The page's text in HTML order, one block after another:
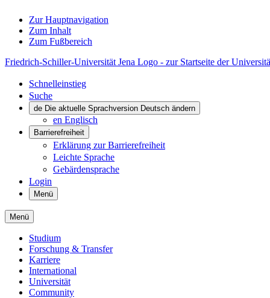
Zur Hauptnavigation
Zum Inhalt
Zum Fußbereich
Friedrich-Schiller-Universität Jena Logo - zur Startseite der
Schnelleinstieg
Suche
de Die aktuelle Sprachversion Deutsch ändern
en Englisch
Barrierefreiheit
Erklärung zur Barrierefreiheit
Leichte Sprache
Gebärdensprache
Login
Menü
Menü
Studium
Forschung & Transfer
Karriere
International
Universität
Community